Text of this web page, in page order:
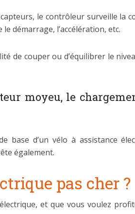
le contrôleur surveille la
démarrage, l’accélération, etc.
de couper ou d’équilibrer le
moyeu, le
base d’un vélo à assistance
également.
pas cher ?
et que vous voulez